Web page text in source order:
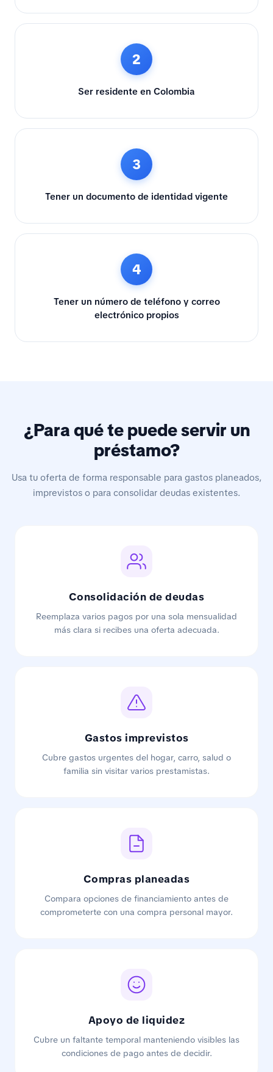
2
Ser residente en Colombia
3
Tener un documento de identidad vigente
4
Tener un número de teléfono y correo
electrónico propios
¿Para qué te puede servir un
préstamo?
Usa tu oferta de forma responsable para gastos planeados,
imprevistos o para consolidar deudas existentes.
Consolidación de deudas
Reemplaza varios pagos por una sola mensualidad
más clara si recibes una oferta adecuada.
Gastos imprevistos
Cubre gastos urgentes del hogar, carro, salud o
familia sin visitar varios prestamistas.
Compras planeadas
Compara opciones de financiamiento antes de
comprometerte con una compra personal mayor.
Apoyo de liquidez
Cubre un faltante temporal manteniendo visibles las
condiciones de pago antes de decidir.